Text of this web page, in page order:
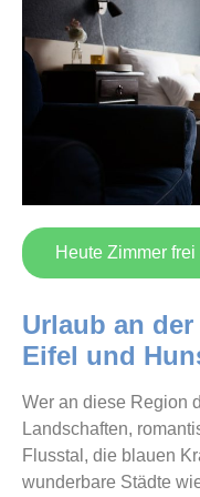
Heute Zimmer frei
Urlaub an
Eifel und
Wer an diese Region
Landschaften,
Flusstal, die blauen
wunderbare Städte